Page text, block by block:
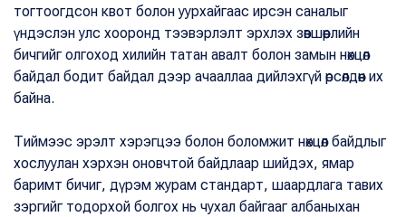
тогтоогдсон квот болон уурхайгаас ирсэн саналыг
үндэслэн улс хооронд тээвэрлэлт эрхлэх зөвшөөрлийн
бичгийг олгоход хилийн татан авалт болон замын нөхцөл
байдал бодит байдал дээр ачааллаа дийлэхгүй өрсөлдөөн их
байна.
Тиймээс эрэлт хэрэгцээ болон боломжит нөхцөл байдлыг
хослуулан хэрхэн оновчтой байдлаар шийдэх, ямар
баримт бичиг, дүрэм журам стандарт, шаардлага тавих
зэргийг тодорхой болгох нь чухал байгааг албаныхан